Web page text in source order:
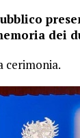
dei
cerimonia.